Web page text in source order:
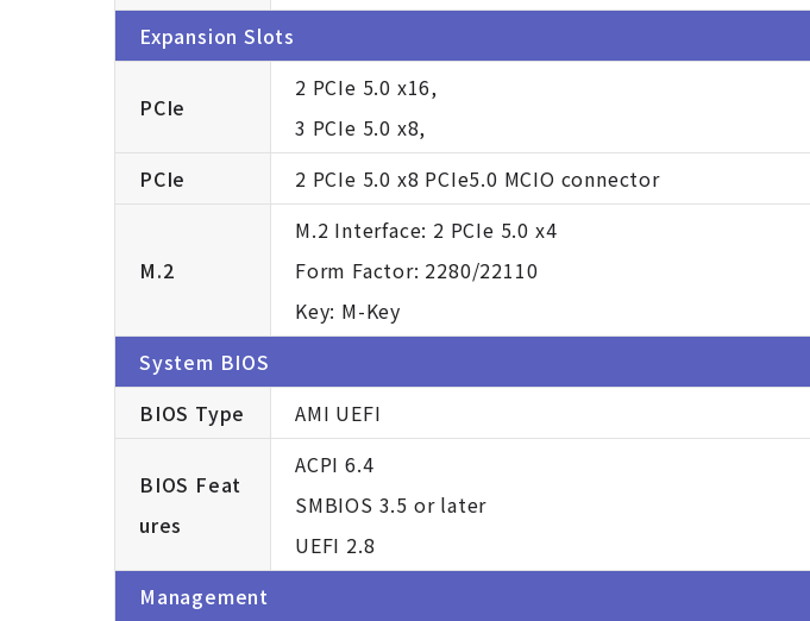
Expansion Slots
PCIe
2 PCIe 5.0 x16,
3 PCIe 5.0 x8,
PCIe
2 PCIe 5.0 x8 PCIe5.0 MCIO connector
M.2
M.2 Interface: 2 PCIe 5.0 x4
Form Factor: 2280/22110
Key: M-Key
System BIOS
BIOS Type
AMI UEFI
BIOS Feat
ures
ACPI 6.4
SMBIOS 3.5 or later
UEFI 2.8
Management